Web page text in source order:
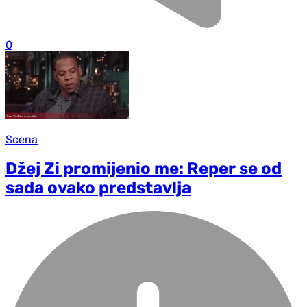
0
Scena
Džej Zi promijenio me: Reper se od
sada ovako predstavlja